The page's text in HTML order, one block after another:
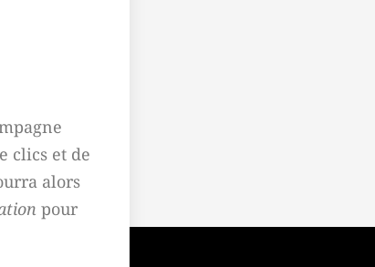
clics et de
alors
pour